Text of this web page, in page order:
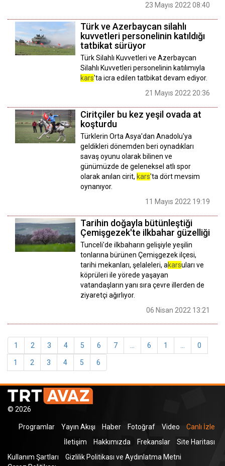
23 Mayıs 2022 08:40
Türk ve Azerbaycan silahlı
kuvvetleri personelinin katıldığı
tatbikat sürüyor
Türk Silahlı Kuvvetleri ve Azerbaycan
Silahlı Kuvvetleri personelinin katılımıyla
kars'ta icra edilen tatbikat devam ediyor.
21 Mayıs 2022 20:36
Ciritçiler bu kez yeşil ovada at
koşturdu
Türklerin Orta Asya'dan Anadolu'ya
geldikleri dönemden beri oynadıkları
savaş oyunu olarak bilinen ve
günümüzde de geleneksel atlı spor
olarak anılan cirit, kars'ta dört mevsim
oynanıyor.
11 Mayıs 2022 19:19
Tarihin doğayla bütünleştiği
Çemişgezek'te ilkbahar güzelliği
Tunceli'de ilkbaharın gelişiyle yeşilin
tonlarına bürünen Çemişgezek ilçesi,
tarihi mekanları, şelaleleri, akarsuları ve
köprüleri ile yörede yaşayan
vatandaşların yanı sıra çevre illerden de
ziyaretçi ağırlıyor.
06 Nisan 2022 13:21
1 2 3 4 5 6 7 6 1 0
1 2 3 4 5 6
© 2026
Programlar Yayın Akışı Haber Fotoğraf Video
Canlı İzle
İletişim
Hakkımızda Frekanslar
Site Haritası
Kullanım Şartları
Gizlilik Politikası ve Aydınlatma Metni